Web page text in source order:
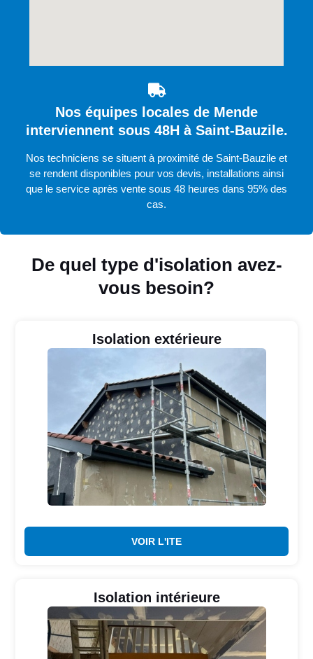
De quel type d'isolation avez-
vous besoin?
Isolation extérieure
VOIR L'ITE
Isolation intérieure
Nos équipes locales de Mende
interviennent sous 48H à Saint-Bauzile.
Nos techniciens se situent à proximité de Saint-Bauzile et
se rendent disponibles pour vos devis, installations ainsi
que le service après vente sous 48 heures dans 95% des
cas.